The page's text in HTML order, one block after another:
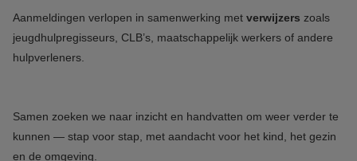
Aanmeldingen verlopen in samenwerking met verwijzers zoals
jeugdhulpregisseurs, CLB’s, maatschappelijk werkers of andere
hulpverleners.
Samen zoeken we naar inzicht en handvatten om weer verder te
kunnen — stap voor stap, met aandacht voor het kind, het gezin
en de omgeving.